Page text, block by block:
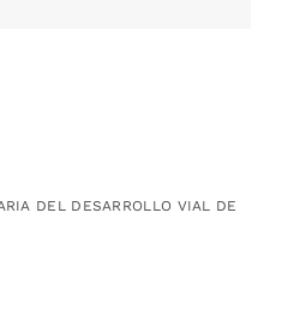
DEL DESARROLLO VIAL DE